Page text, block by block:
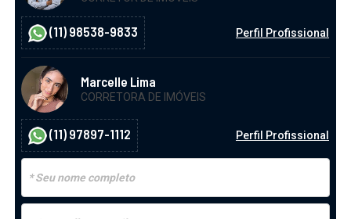
(11) 98538-9833 Perfil Profissional
Marcelle Lima
CORRETORA DE IMÓVEIS
(11) 97897-1112 Perfil Profissional